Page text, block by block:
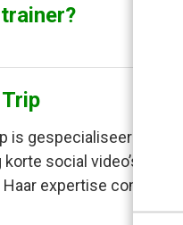
is gespecialiseerd in
social video’s voor
expertise